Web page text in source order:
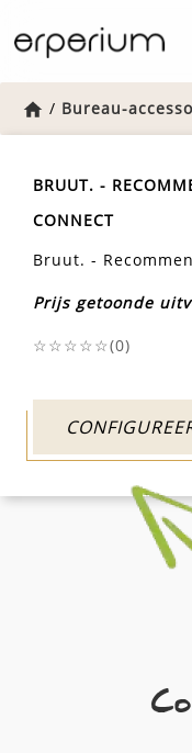
Home
/ Bureau-
BRUUT. -
CONNECT
Bruut. -
Prijs getoonde
☆☆☆☆☆(0)